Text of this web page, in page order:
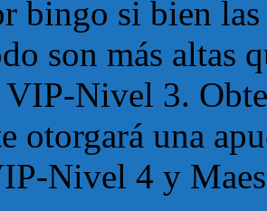
bingo si bien
son más altas
Nivel 3.
otorgará una
Nivel 4 y